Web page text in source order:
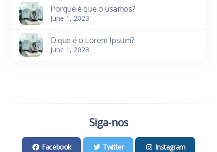
Porque é que o usamos?
June 1, 2023
O que é o Lorem Ipsum?
June 1, 2023
Siga-nos
Facebook Twitter Instagram